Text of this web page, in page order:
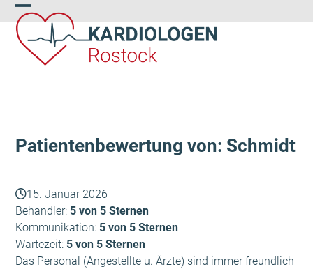
Skip
to
content
Open
mobile
menu
Close
mobile
menu
Patientenbewertung von: Schmidt
15. Januar 2026
Behandler: 5 von 5 Sternen
Kommunikation: 5 von 5 Sternen
Wartezeit: 5 von 5 Sternen
Das Personal (Angestellte u. Ärzte) sind immer freundlich